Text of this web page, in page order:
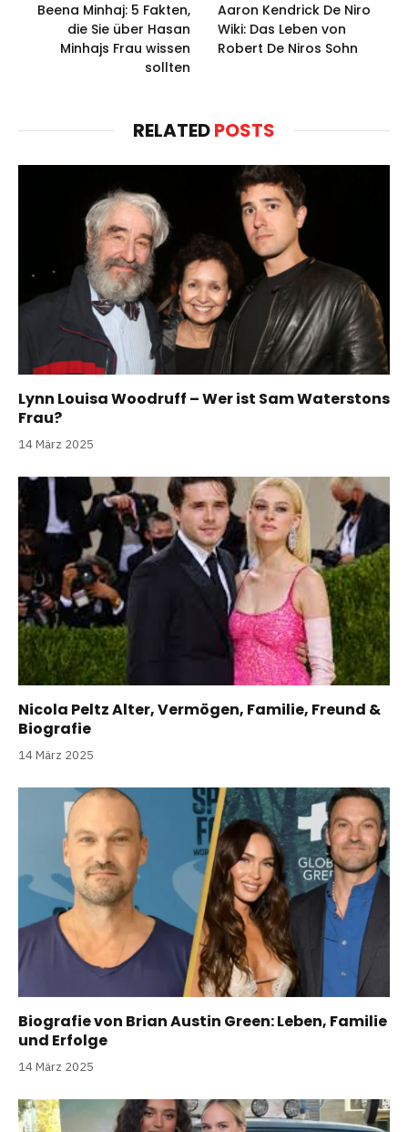
Beena Minhaj: 5 Fakten,
die Sie über Hasan
Minhajs Frau wissen
sollten
Aaron Kendrick De Niro
Wiki: Das Leben von
Robert De Niros Sohn
RELATEDPOSTS
Lynn Louisa Woodruff – Wer ist Sam Waterstons
Frau?
14 März 2025
Nicola Peltz Alter, Vermögen, Familie, Freund &
Biografie
14 März 2025
Biografie von Brian Austin Green: Leben, Familie
und Erfolge
14 März 2025